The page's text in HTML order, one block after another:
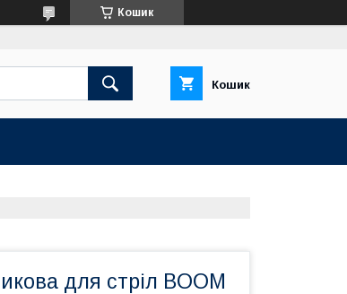
Кошик
Кошик
для стріл BOOM